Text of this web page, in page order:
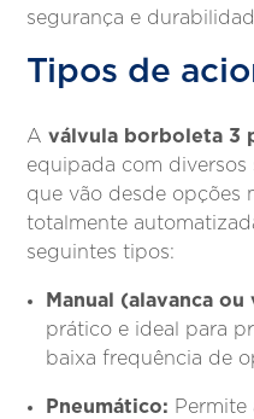
segurança e
Tipos de
Aválvula borboleta 3
equipada com diversos
que vão desde opções
totalmente
seguintes tipos:
Manual (alavanca
prático e ideal para
baixa frequência de
Pneumático: